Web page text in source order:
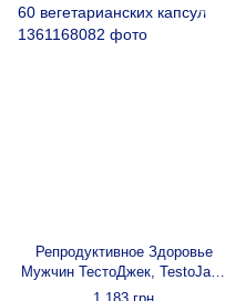
Репродуктивное Здоровье
Мужчин ТестоДжек, TestoJack
200, Now Foods, 60
1 183 грн